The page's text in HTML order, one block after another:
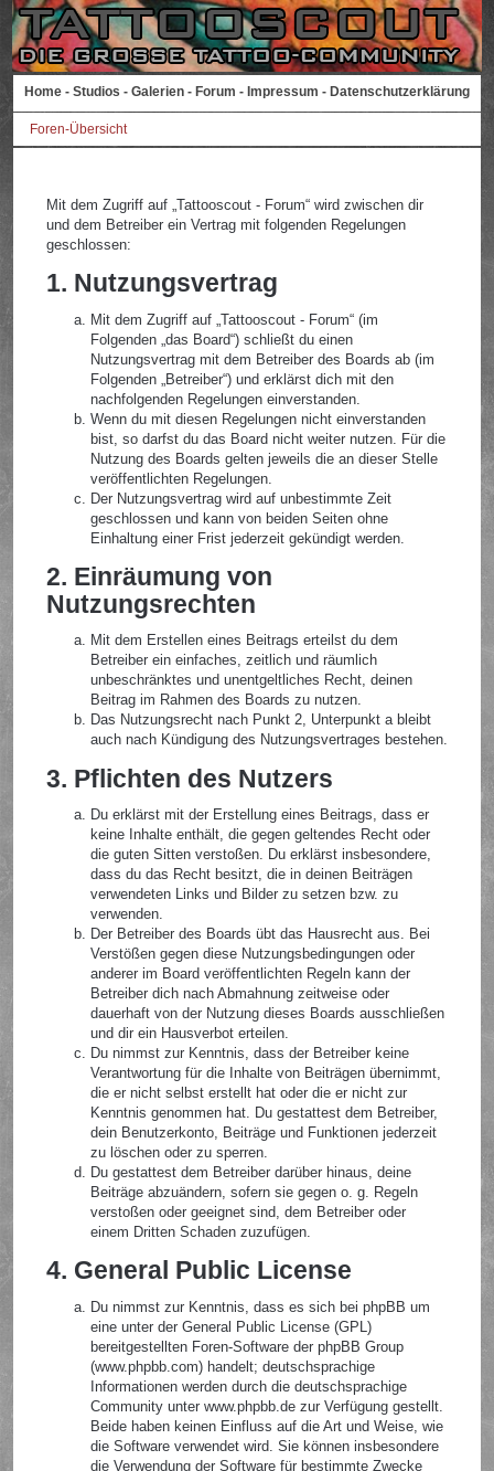
Home - Studios - Galerien - Forum - Impressum - Datenschutzerklärung
Foren-Übersicht
Mit dem Zugriff auf „Tattooscout - Forum“ wird zwischen dir
und dem Betreiber ein Vertrag mit folgenden Regelungen
geschlossen:
1. Nutzungsvertrag
Mit dem Zugriff auf „Tattooscout - Forum“ (im
Folgenden „das Board“) schließt du einen
Nutzungsvertrag mit dem Betreiber des Boards ab (im
Folgenden „Betreiber“) und erklärst dich mit den
nachfolgenden Regelungen einverstanden.
Wenn du mit diesen Regelungen nicht einverstanden
bist, so darfst du das Board nicht weiter nutzen. Für die
Nutzung des Boards gelten jeweils die an dieser Stelle
veröffentlichten Regelungen.
Der Nutzungsvertrag wird auf unbestimmte Zeit
geschlossen und kann von beiden Seiten ohne
Einhaltung einer Frist jederzeit gekündigt werden.
2. Einräumung von
Nutzungsrechten
Mit dem Erstellen eines Beitrags erteilst du dem
Betreiber ein einfaches, zeitlich und räumlich
unbeschränktes und unentgeltliches Recht, deinen
Beitrag im Rahmen des Boards zu nutzen.
Das Nutzungsrecht nach Punkt 2, Unterpunkt a bleibt
auch nach Kündigung des Nutzungsvertrages bestehen.
3. Pflichten des Nutzers
Du erklärst mit der Erstellung eines Beitrags, dass er
keine Inhalte enthält, die gegen geltendes Recht oder
die guten Sitten verstoßen. Du erklärst insbesondere,
dass du das Recht besitzt, die in deinen Beiträgen
verwendeten Links und Bilder zu setzen bzw. zu
verwenden.
Der Betreiber des Boards übt das Hausrecht aus. Bei
Verstößen gegen diese Nutzungsbedingungen oder
anderer im Board veröffentlichten Regeln kann der
Betreiber dich nach Abmahnung zeitweise oder
dauerhaft von der Nutzung dieses Boards ausschließen
und dir ein Hausverbot erteilen.
Du nimmst zur Kenntnis, dass der Betreiber keine
Verantwortung für die Inhalte von Beiträgen übernimmt,
die er nicht selbst erstellt hat oder die er nicht zur
Kenntnis genommen hat. Du gestattest dem Betreiber,
dein Benutzerkonto, Beiträge und Funktionen jederzeit
zu löschen oder zu sperren.
Du gestattest dem Betreiber darüber hinaus, deine
Beiträge abzuändern, sofern sie gegen o. g. Regeln
verstoßen oder geeignet sind, dem Betreiber oder
einem Dritten Schaden zuzufügen.
4. General Public License
Du nimmst zur Kenntnis, dass es sich bei phpBB um
eine unter der General Public License (GPL)
bereitgestellten Foren-Software der phpBB Group
(www.phpbb.com) handelt; deutschsprachige
Informationen werden durch die deutschsprachige
Community unter www.phpbb.de zur Verfügung gestellt.
Beide haben keinen Einfluss auf die Art und Weise, wie
die Software verwendet wird. Sie können insbesondere
die Verwendung der Software für bestimmte Zwecke